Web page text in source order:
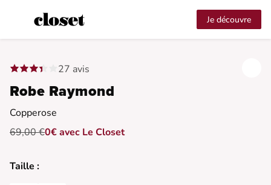
Je découvre
27 avis
Robe Raymond
Copperose
69,00 €0€ avec Le Closet
Taille :